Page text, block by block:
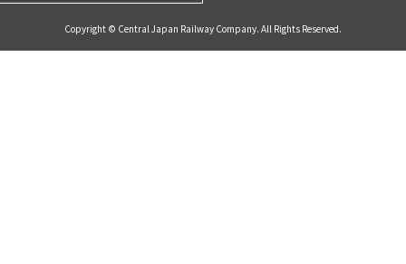
Copyright © Central Japan Railway Company. All Rights Reserved.